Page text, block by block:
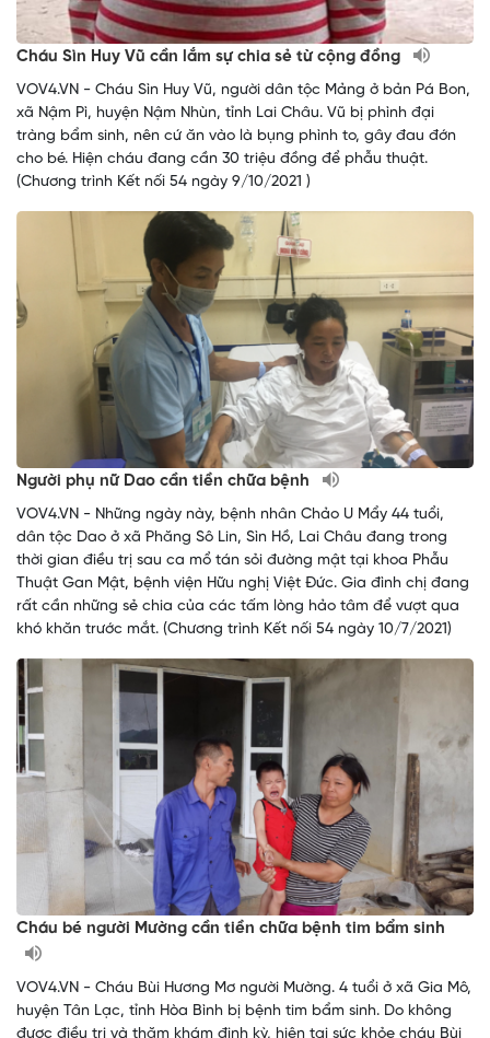
Cháu Sìn Huy Vũ cần lắm sự chia sẻ từ cộng đồng
VOV4.VN - Cháu Sìn Huy Vũ, người dân tộc Mảng ở bản Pá Bon,
xã Nậm Pì, huyện Nậm Nhùn, tỉnh Lai Châu. Vũ bị phình đại
tràng bẩm sinh, nên cứ ăn vào là bụng phình to, gây đau đớn
cho bé. Hiện cháu đang cần 30 triệu đồng để phẫu thuật.
(Chương trình Kết nối 54 ngày 9/10/2021 )
Người phụ nữ Dao cần tiền chữa bệnh
VOV4.VN - Những ngày này, bệnh nhân Chảo U Mẩy 44 tuổi,
dân tộc Dao ở xã Phăng Sô Lin, Sìn Hồ, Lai Châu đang trong
thời gian điều trị sau ca mổ tán sỏi đường mật tại khoa Phẫu
Thuật Gan Mật, bệnh viện Hữu nghị Việt Đức. Gia đình chị đang
rất cần những sẻ chia của các tấm lòng hảo tâm để vượt qua
khó khăn trước mắt. (Chương trình Kết nối 54 ngày 10/7/2021)
Cháu bé người Mường cần tiền chữa bệnh tim bẩm sinh
VOV4.VN - Cháu Bùi Hương Mơ người Mường. 4 tuổi ở xã Gia Mô,
huyện Tân Lạc, tỉnh Hòa Bình bị bệnh tim bẩm sinh. Do không
được điều trị và thăm khám định kỳ, hiện tại sức khỏe cháu Bùi